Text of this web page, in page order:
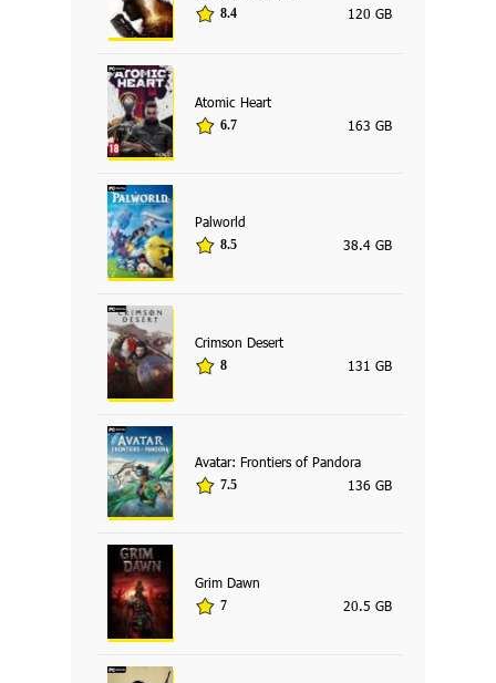
8.4 120 GB
Atomic Heart
6.7 163 GB
Palworld
8.5 38.4 GB
Crimson Desert
8 131 GB
Avatar: Frontiers of Pandora
7.5 136 GB
Grim Dawn
7 20.5 GB